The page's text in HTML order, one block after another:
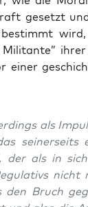
gesetzt
bestimmt
einer
als
sei­ner­seits
der als in
nicht
den Bruch